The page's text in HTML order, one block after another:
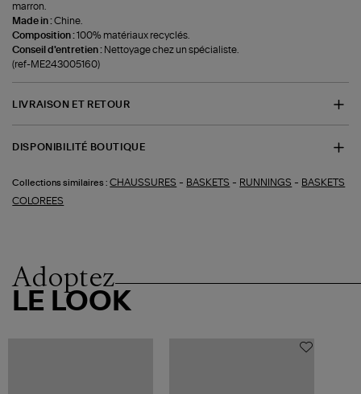
marron.
Made in :Chine.
Composition :100% matériaux recyclés.
Conseil d'entretien : Nettoyage chez un spécialiste.
(ref-ME243005160)
LIVRAISON ET RETOUR
DISPONIBILITÉ BOUTIQUE
Collections similaires : CHAUSSURES - BASKETS - RUNNINGS - BASKETS
COLOREES
Adoptez
LE LOOK